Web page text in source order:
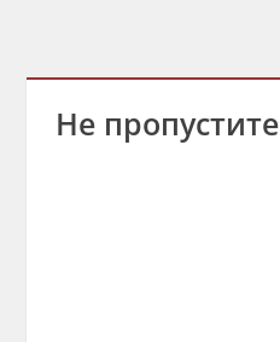
Не пропустите